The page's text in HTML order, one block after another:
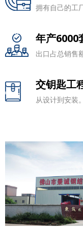
拥有自己的工
年产6000
出口占总销售
交钥匙工
从设计到安装